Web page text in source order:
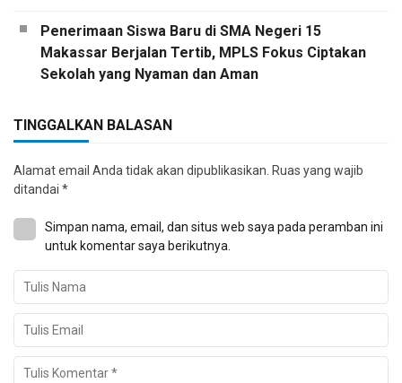
Penerimaan Siswa Baru di SMA Negeri 15
Makassar Berjalan Tertib, MPLS Fokus Ciptakan
Sekolah yang Nyaman dan Aman
TINGGALKAN BALASAN
Alamat email Anda tidak akan dipublikasikan. Ruas yang wajib
ditandai *
Simpan nama, email, dan situs web saya pada peramban ini
untuk komentar saya berikutnya.